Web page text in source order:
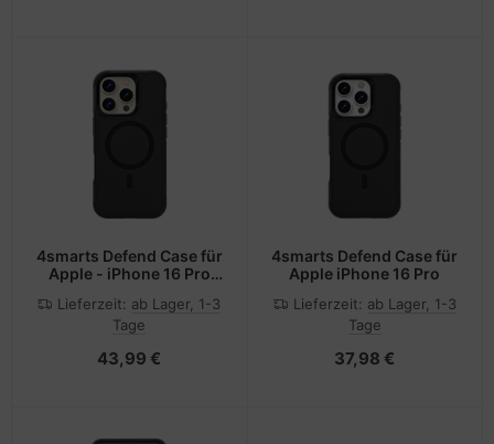
4smarts Defend Case für
Apple - iPhone 16 Pro
kompatibel
Lieferzeit: ab Lager, 1-3
Tage
43,99 €
4smarts Defend Case für
Apple iPhone 16 Pro
Lieferzeit: ab Lager, 1-3
Tage
37,98 €